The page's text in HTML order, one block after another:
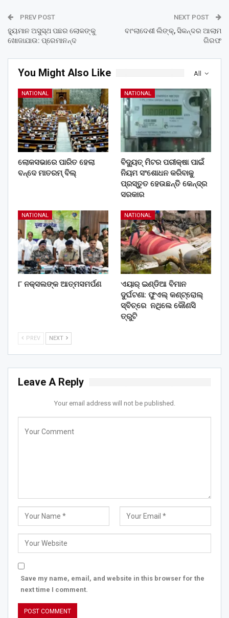
PREV POST
ହ୍ୟୁମାନ ଅସୁସ୍ଥ ପଛର ଲୋକଙ୍କୁ
ଖୋଜାଯାଉ: ପ୍ରେମାନନ୍ଦ
NEXT POST
ବାଂଲାଦେଶୀ ଲିଙ୍କ୍‌, ସିକନ୍ଦର ଆଲାମ
ଗିରଫ
All
You Might Also Like
NATIONAL
ଲୋକସଭାରେ ପାରିତ ହେଲା
ବନ୍ଦେ ମାତରମ୍‌ ବିଲ୍‌
NATIONAL
ବିଦ୍ୟୁତ୍ ମିଟର ପରୀକ୍ଷା ପାଇଁ
ନିୟମ ସଂଶୋଧନ କରିବାକୁ
ପ୍ରସ୍ତୁତ ହେଉଛନ୍ତି କେନ୍ଦ୍ର
ସରକାର
NATIONAL
୮ ନକ୍ସଲଙ୍କ ଆତ୍ମସମର୍ପଣ
NATIONAL
ଏୟାର୍ ଇଣ୍ଡିଆ ବିମାନ
ଦୁର୍ଘଟଣା: ଫୁଏଲ୍‌ କଣ୍ଟ୍ରୋଲ୍‌
ସ୍ବିଚ୍‌ରେ ନଥିଲେ କୌଣସି
ତ୍ରୁଟି
PREV NEXT
Leave A Reply
Your email address will not be published.
Save my name, email, and website in this browser for the
next time I comment.